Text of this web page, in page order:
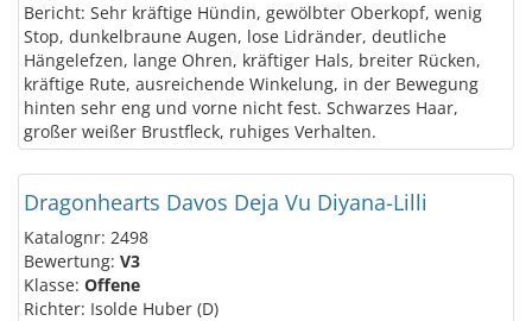
Bericht: Sehr kräftige Hündin, gewölbter Oberkopf, wenig
Stop, dunkelbraune Augen, lose Lidränder, deutliche
Hängelefzen, lange Ohren, kräftiger Hals, breiter Rücken,
kräftige Rute, ausreichende Winkelung, in der Bewegung
hinten sehr eng und vorne nicht fest. Schwarzes Haar,
großer weißer Brustfleck, ruhiges Verhalten.
Dragonhearts Davos Deja Vu Diyana-Lilli
Katalognr: 2498
Bewertung: V3
Klasse: Offene
Richter: Isolde Huber (D)